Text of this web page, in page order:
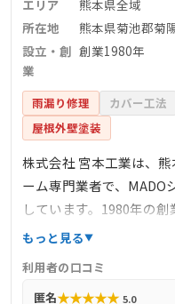
エリア
熊本県全域
所在地
熊本県菊池郡菊
設立・創
業
創業1980年
雨漏り修理 カバー工法
屋根外壁塗装
株式会社 宮本工業は、
ーム専門業者で、MADO
しています。1980年の
を提供し、住宅・マンシ
等のエクステリア工事、
もっと見る
利用者の口コミ
匿名★★★★★ 5.0